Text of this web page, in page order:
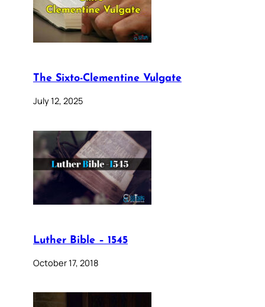
The Sixto-Clementine Vulgate
July 12, 2025
Luther Bible – 1545
October 17, 2018